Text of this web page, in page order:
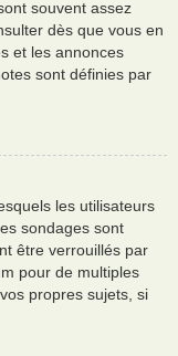
souvent assez
dès que vous en
et les annonces
sont définies par
les utilisateurs
sondages sont
être verrouillés par
pour de multiples
propres sujets, si